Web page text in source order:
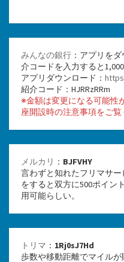
みんなの銀行 ：アプリを
介コードを入力すると1,000
アプリダウンロード：
紹介コード：HJRRzRRm
※金額は変更になる可能性
座開設時の注意事項をご
メルカリ ： BJFVHY
言わずと知れたフリマサ
をすると双方に500ポイン
用可能らしい。
トリマ ： 1Rj0sJ7Hd
歩数や移動距離でマイル